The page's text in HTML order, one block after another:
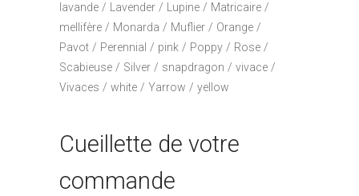
lavande
Lavender Lupine
Matricaire
mellifère
Monarda Muflier
Orange
Pavot
Perennial pink Poppy
Rose
Scabieuse
Silver snapdragon
vivace
Vivaces
white Yarrow yellow
Cueillette de votre
commande